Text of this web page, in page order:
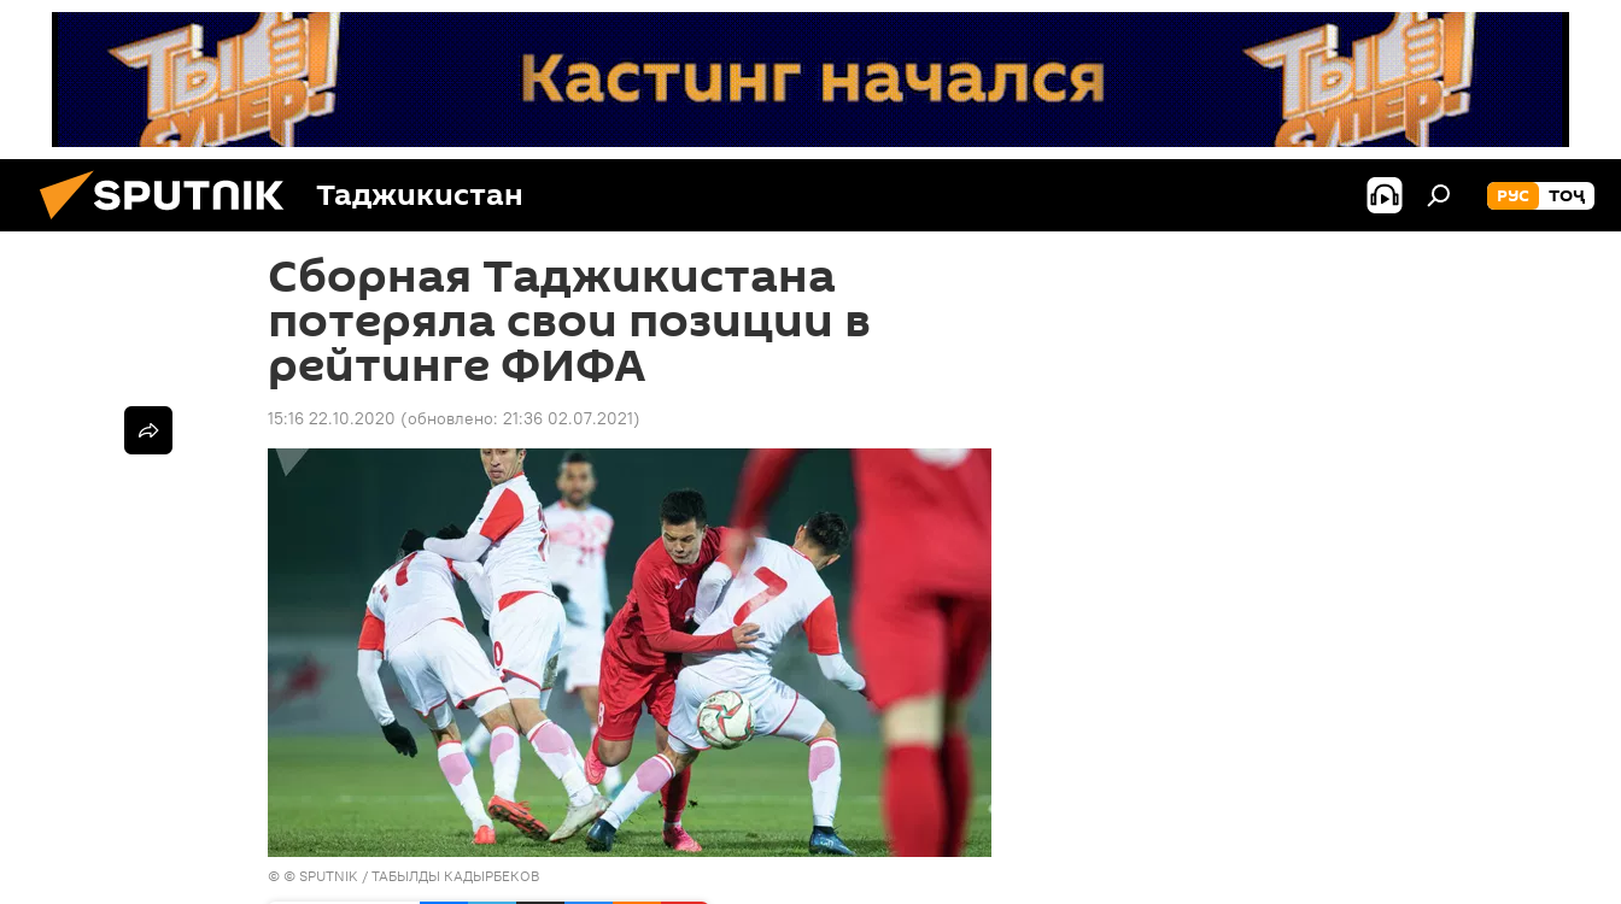
Таджикистан РУС ТОҶ
Сборная Таджикистана
потеряла свои позиции в
рейтинге ФИФА
15:16 22.10.2020 (обновлено: 21:36 02.07.2021)
© © SPUTNIK / ТАБЫЛДЫ КАДЫРБЕКОВ